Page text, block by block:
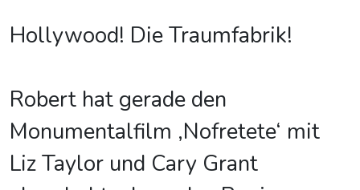
Hollywood! Die Traumfabrik!
Robert hat gerade den
Monumentalfilm ‚Nofretete‘ mit
Liz Taylor und Cary Grant